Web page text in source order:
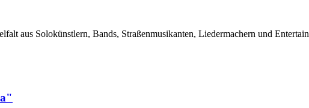
aus Solokünstlern, Bands, Straßenmusikanten, Liedermachern und